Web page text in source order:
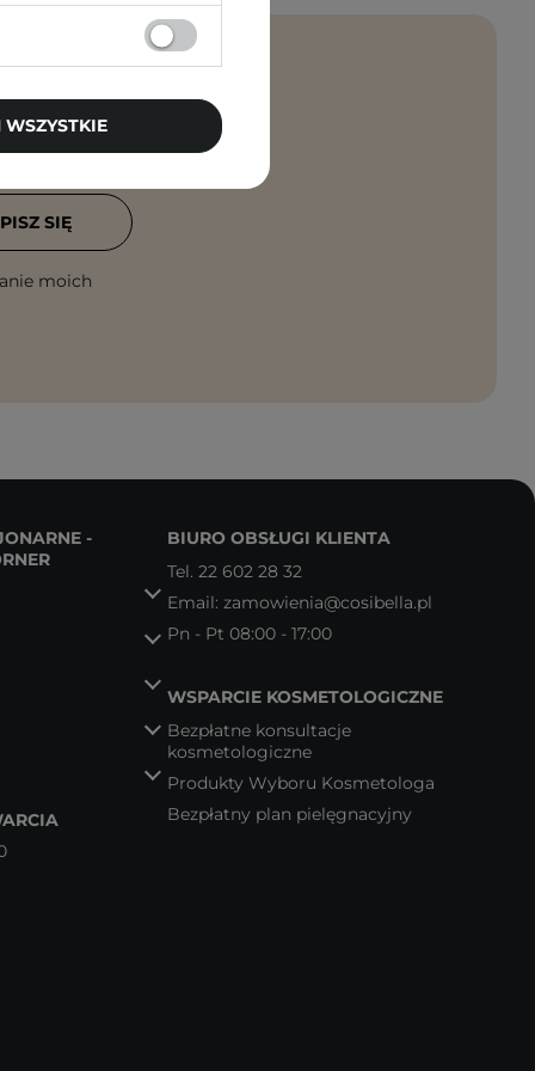
na maila!
moich
SIĘ
-
BIURO OBSŁUGI KLIENTA
Tel. 22 602 28 32
Email: zamowienia@cosibella.pl
Pn - Pt 08:00 - 17:00
WSPARCIE KOSMETOLOGICZNE
Bezpłatne konsultacje
kosmetologiczne
Produkty Wyboru Kosmetologa
Bezpłatny plan pielęgnacyjny